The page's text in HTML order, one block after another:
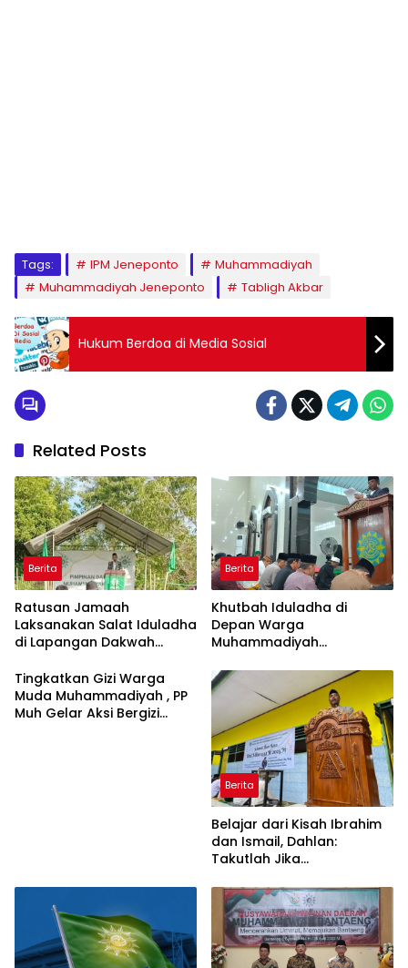
Tags: IPM Jeneponto
Muhammadiyah
Muhammadiyah Jeneponto
Tabligh Akbar
Hukum Berdoa di Media Sosial
Related Posts
Berita
Ratusan Jamaah
Laksanakan Salat Iduladha
di Lapangan Dakwah
Berita
Khutbah Iduladha di
Depan Warga
Muhammadiyah
Bawa Soroti Pentingnya
Taqwa dan Adaptasi
Digital
Tingkatkan Gizi Warga
Muda Muhammadiyah , PP
Muh Gelar Aksi Bergizi
Berita
Belajar dari Kisah Ibrahim
dan Ismail, Dahlan:
Takutlah Jika
Terhina